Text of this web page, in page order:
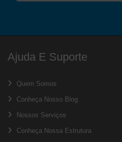
Ajuda E Suporte
Quem Somos
Conheça Nosso Blog
Nossos Serviços
Conheça Nossa Estrutura